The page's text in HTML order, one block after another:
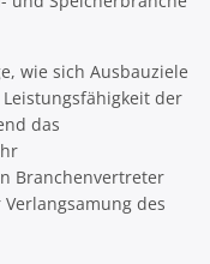
wie sich Ausbauziele
der
das
Branchenvertreter
des